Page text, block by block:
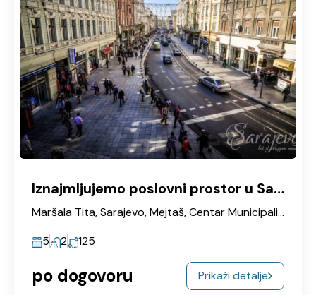
Iznajmljujemo poslovni prostor u Sarajevu Titova
Maršala Tita, Sarajevo, Mejtaš, Centar Municipality, Grad Sarajevo, Sarajevska županija, Federacija Bosne i Hercegovine, 71144, Bosna i Hercegovina
5
2 125
po dogovoru Prikaži detalje